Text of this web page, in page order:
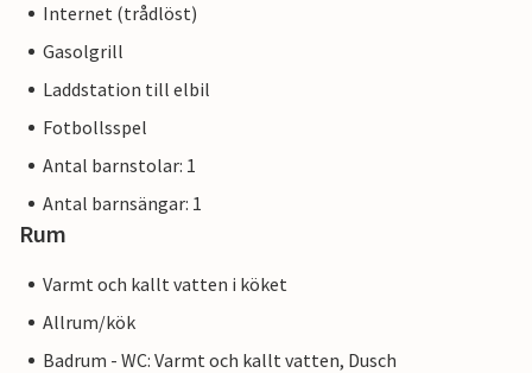
Internet (trådlöst)
Gasolgrill
Laddstation till elbil
Fotbollsspel
Antal barnstolar: 1
Antal barnsängar: 1
Rum
Varmt och kallt vatten i köket
Allrum/kök
Badrum - WC: Varmt och kallt vatten, Dusch